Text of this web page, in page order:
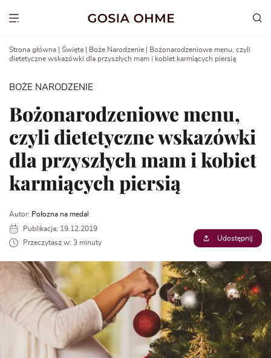
Show menu
Strona główna Święta Boże Narodzenie
Bożonarodzeniowe menu, czyli
dietetyczne wskazówki dla przyszłych mam i kobiet karmiących piersią
BOŻE NARODZENIE
Bożonarodzeniowe menu,
czyli dietetyczne wskazówki
dla przyszłych mam i kobiet
karmiących piersią
Autor: Połozna na medal
Publikacja: 19.12.2019
Przeczytasz w: 3 minuty
Udostępnij